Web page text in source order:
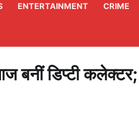
ENTERTAINMENT CRIME
बनीं डिप्टी कलेक्टर;